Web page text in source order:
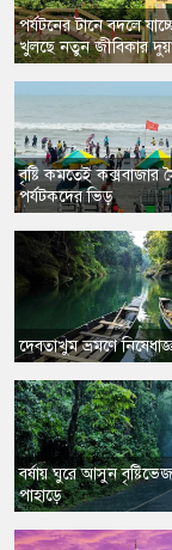
পর্যটনের টানে বদলে
খুলছে নতুন জীবিকার
বৃষ্টি কমতেই কক্সবাজার
পর্যটকদের ভিড়
​দেবতাখুম ভ্রমণে
বর্ষায় ঘুরে আসুন
পাহাড়ে